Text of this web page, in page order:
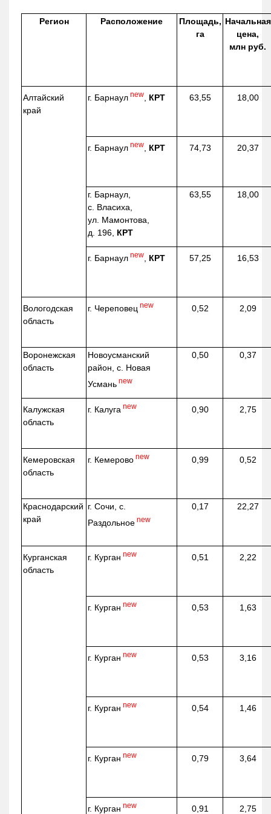
Регион Расположение
Площадь,
га
Начальная
цена,
млн руб.
Алтайский
край
г. Барнаул new КРТ 63,55 18,00
г. Барнаул new КРТ 74,73 20,37
г. Барнаул,
с. Власиха,
ул. Мамонтова,
д. 196, КРТ
63,55 18,00
г. Барнаул new КРТ 57,25 16,53
Вологодская
область
г. Череповец new 0,52 2,09
Воронежская
область
Новоусманский
район, с. Новая
Усмань new
0,50 0,37
Калужская
область
г. Калуга new 0,90 2,75
Кемеровская
область
г. Кемерово new 0,99 0,52
Краснодарский
край
г. Сочи, с.
Раздольное new
0,17 22,27
Курганская
область
г. Курган new 0,51 2,22
г. Курган new 0,53 1,63
г. Курган new 0,53 3,16
г. Курган new 0,54 1,46
г. Курган new 0,79 3,64
г. Курган new 0,91 2,75